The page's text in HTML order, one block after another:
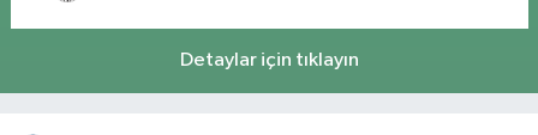
Detaylar için tıklayın